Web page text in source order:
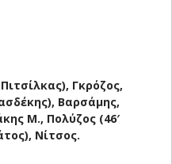
Γκρόζος,
Βαρσάμης,
Μ., Πολύζος (46′
Νίτσος.